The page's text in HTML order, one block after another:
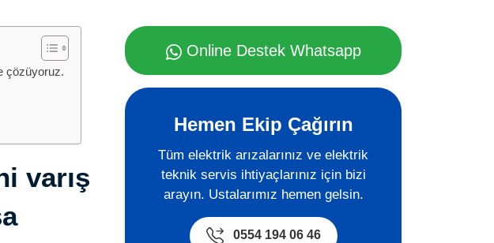
çözüyoruz.
varış
Online Destek Whatsapp
Hemen Ekip Çağırın
Tüm elektrik arızalarınız ve elektrik
teknik servis ihtiyaçlarınız için bizi
arayın. Ustalarımız hemen gelsin.
0554 194 06 46